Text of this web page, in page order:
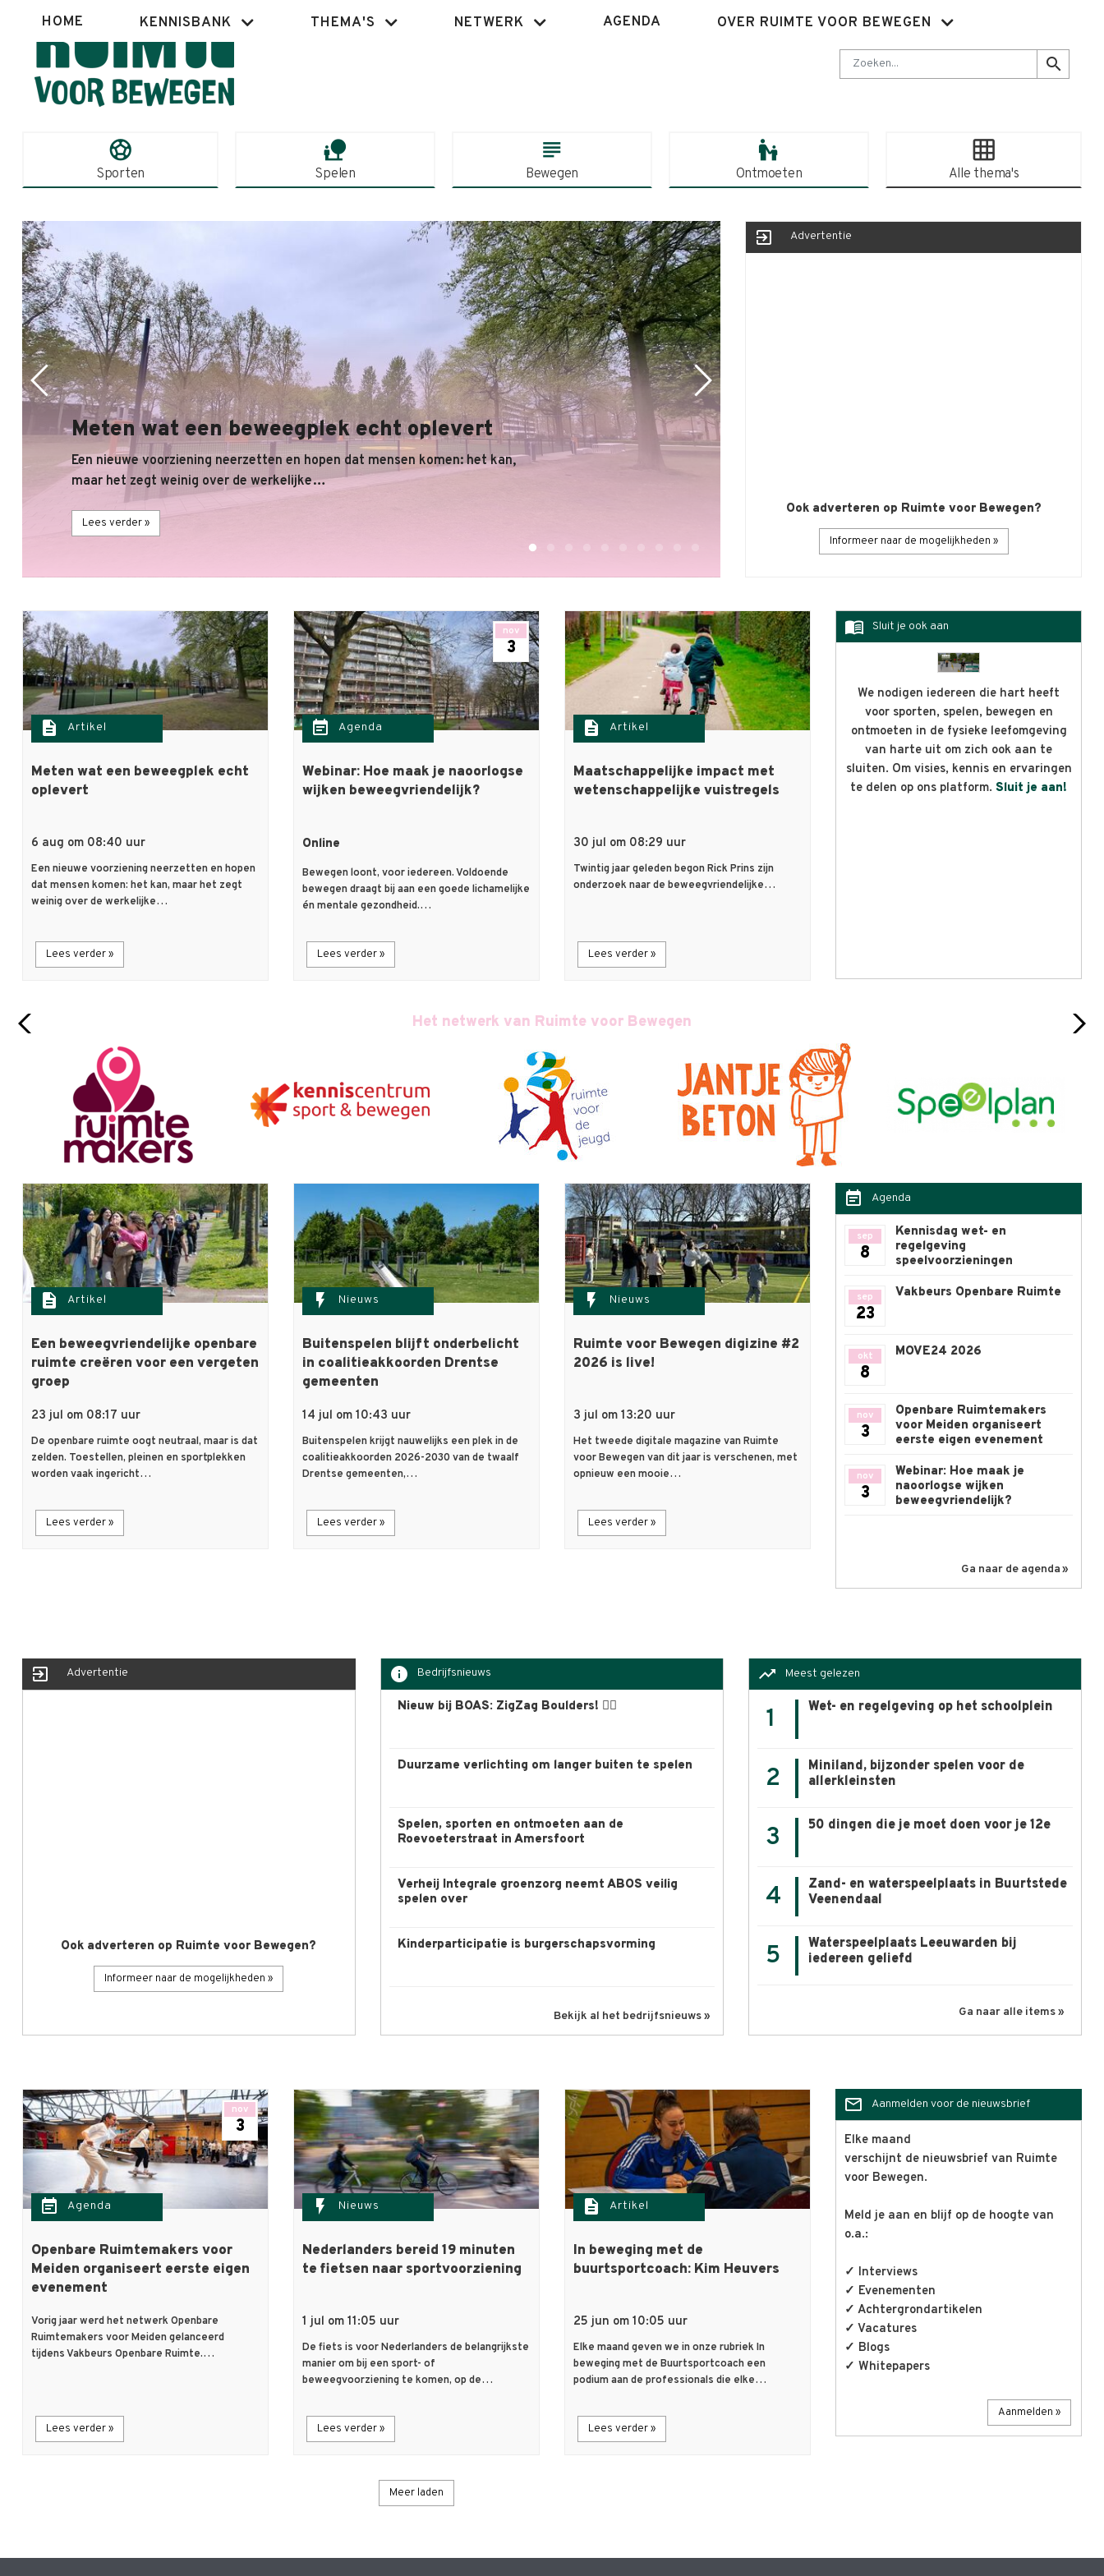
inhoud
Zoeken
search
Hoofdnavigatie
HOME KENNISBANK THEMA'S NETWERK AGENDA OVER RUIMTE VOOR BEWEGEN
sports_soccer
Sporten
nature_people
Spelen
subject
Bewegen
escalator_warning
Ontmoeten
grid_on
Alle thema's
Meten wat een beweegplek echt oplevert
Een nieuwe voorziening neerzetten en hopen dat mensen komen: het kan,
maar het zegt weinig over de werkelijke…
Lees verder »
exit_to_app Advertentie
Ook adverteren op Ruimte voor Bewegen?
Informeer naar de mogelijkheden »
description Artikel
Meten wat een beweegplek echt
oplevert
6 aug om 08:40 uur
Een nieuwe voorziening neerzetten en hopen
dat mensen komen: het kan, maar het zegt
weinig over de werkelijke…
Lees verder »
nov
3
event_note Agenda
Webinar: Hoe maak je naoorlogse
wijken beweegvriendelijk?
Online
Bewegen loont, voor iedereen. Voldoende
bewegen draagt bij aan een goede lichamelijke
én mentale gezondheid.…
Lees verder »
description Artikel
Maatschappelijke impact met
wetenschappelijke vuistregels
30 jul om 08:29 uur
Twintig jaar geleden begon Rick Prins zijn
onderzoek naar de beweegvriendelijke…
Lees verder »
menu_book Sluit je ook aan
We nodigen iedereen die hart heeft
voor sporten, spelen, bewegen en
ontmoeten in de fysieke leefomgeving
van harte uit om zich ook aan te
sluiten. Om visies, kennis en ervaringen
te delen op ons platform. Sluit je aan!
Het netwerk van Ruimte voor Bewegen
description Artikel
Een beweegvriendelijke openbare
ruimte creëren voor een vergeten
groep
23 jul om 08:17 uur
De openbare ruimte oogt neutraal, maar is dat
zelden. Toestellen, pleinen en sportplekken
worden vaak ingericht…
Lees verder »
flash_on Nieuws
Buitenspelen blijft onderbelicht
in coalitieakkoorden Drentse
gemeenten
14 jul om 10:43 uur
Buitenspelen krijgt nauwelijks een plek in de
coalitieakkoorden 2026-2030 van de twaalf
Drentse gemeenten,…
Lees verder »
flash_on Nieuws
Ruimte voor Bewegen digizine #2
2026 is live!
3 jul om 13:20 uur
Het tweede digitale magazine van Ruimte
voor Bewegen van dit jaar is verschenen, met
opnieuw een mooie…
Lees verder »
event_note Agenda
sep
8
Kennisdag wet- en
regelgeving
speelvoorzieningen
sep
23
Vakbeurs Openbare Ruimte
okt
8
MOVE24 2026
nov
3
Openbare Ruimtemakers
voor Meiden organiseert
eerste eigen evenement
nov
3
Webinar: Hoe maak je
naoorlogse wijken
beweegvriendelijk?
Ga naar de agenda
exit_to_app Advertentie
Ook adverteren op Ruimte voor Bewegen?
Informeer naar de mogelijkheden »
info Bedrijfsnieuws
Nieuw bij BOAS: ZigZag Boulders! 🧗‍♀️
Duurzame verlichting om langer buiten te spelen
Spelen, sporten en ontmoeten aan de
Roevoeterstraat in Amersfoort
Verheij Integrale groenzorg neemt ABOS veilig
spelen over
Kinderparticipatie is burgerschapsvorming
Bekijk al het bedrijfsnieuws »
trending_up Meest gelezen
1 Wet- en regelgeving op het schoolplein
2
Miniland, bijzonder spelen voor de
allerkleinsten
3 50 dingen die je moet doen voor je 12e
4
Zand- en waterspeelplaats in Buurtstede
Veenendaal
5
Waterspeelplaats Leeuwarden bij
iedereen geliefd
Ga naar alle items »
nov
3
event_note Agenda
Openbare Ruimtemakers voor
Meiden organiseert eerste eigen
evenement
Vorig jaar werd het netwerk Openbare
Ruimtemakers voor Meiden gelanceerd
tijdens Vakbeurs Openbare Ruimte.…
Lees verder »
flash_on Nieuws
Nederlanders bereid 19 minuten
te fietsen naar sportvoorziening
1 jul om 11:05 uur
De fiets is voor Nederlanders de belangrijkste
manier om bij een sport- of
beweegvoorziening te komen, op de…
Lees verder »
description Artikel
In beweging met de
buurtsportcoach: Kim Heuvers
25 jun om 10:05 uur
Elke maand geven we in onze rubriek In
beweging met de Buurtsportcoach een
podium aan de professionals die elke…
Lees verder »
Meer laden
mail_outline Aanmelden voor de nieuwsbrief
Elke maand
verschijnt de nieuwsbrief van Ruimte
voor Bewegen.
Meld je aan en blijf op de hoogte van
o.a.:
✓ Interviews
✓ Evenementen
✓ Achtergrondartikelen
✓ Vacatures
✓ Blogs
✓ Whitepapers